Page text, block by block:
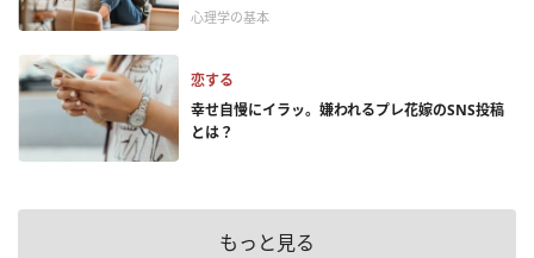
心理学の基本
恋する
幸せ自慢にイラッ。嫌われるプレ花嫁のSNS投稿
とは？
もっと見る